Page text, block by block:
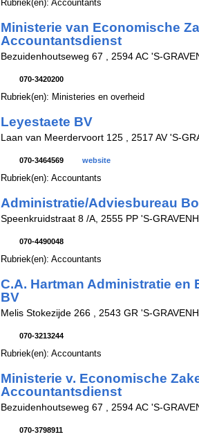
Rubriek(en): Accountants
Ministerie van Economische
Accountantsdienst
Bezuidenhoutseweg 67 , 2594 AC 'S-
070-3420200
Rubriek(en): Ministeries en overheid
Leyestaete BV
Laan van Meerdervoort 125 , 2517 AV 'S-
070-3464569 website
Rubriek(en): Accountants
Administratie/Adviesbureau
Speenkruidstraat 8 /A, 2555 PP 'S-
070-4490048
Rubriek(en): Accountants
C.A. Hartman Administratie en
BV
Melis Stokezijde 266 , 2543 GR 'S-
070-3213244
Rubriek(en): Accountants
Ministerie v. Economische
Accountantsdienst
Bezuidenhoutseweg 67 , 2594 AC 'S-
070-3798911